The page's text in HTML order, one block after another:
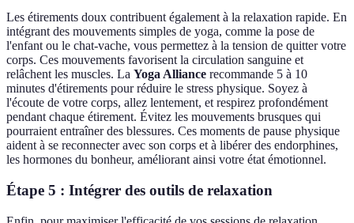
Les étirements doux contribuent également à la relaxation rapide. En
intégrant des mouvements simples de yoga, comme la pose de
l'enfant ou le chat-vache, vous permettez à la tension de quitter votre
corps. Ces mouvements favorisent la circulation sanguine et
relâchent les muscles. La Yoga Alliance recommande 5 à 10
minutes d'étirements pour réduire le stress physique. Soyez à
l'écoute de votre corps, allez lentement, et respirez profondément
pendant chaque étirement. Évitez les mouvements brusques qui
pourraient entraîner des blessures. Ces moments de pause physique
aident à se reconnecter avec son corps et à libérer des endorphines,
les hormones du bonheur, améliorant ainsi votre état émotionnel.
Étape 5 : Intégrer des outils de relaxation